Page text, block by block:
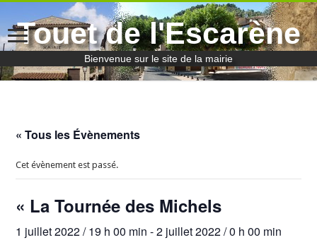
Touet de l'Escarène
Bienvenue sur le site de la mairie
« Tous les Évènements
Cet évènement est passé.
« La Tournée des Michels
1 juillet 2022 / 19 h 00 min -2 juillet 2022 / 0 h 00 min